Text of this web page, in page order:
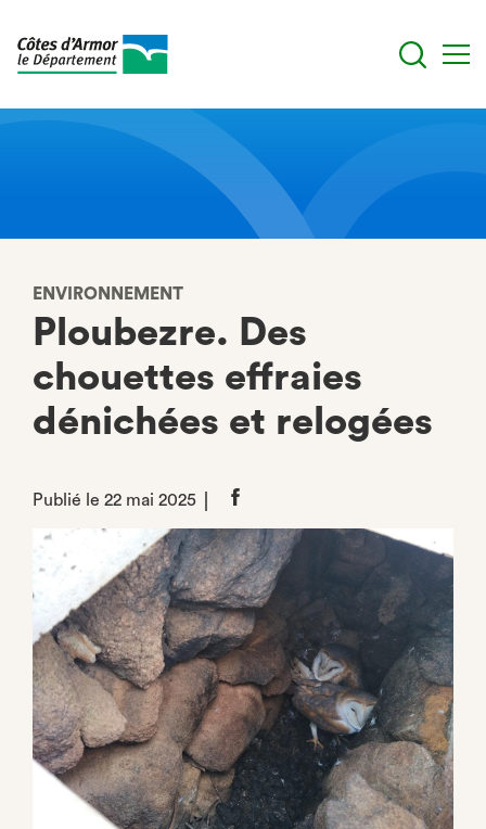
ENVIRONNEMENT
Ploubezre. Des
chouettes effraies
dénichées et relogées
Publié le 22 mai 2025
Partager
Facebook